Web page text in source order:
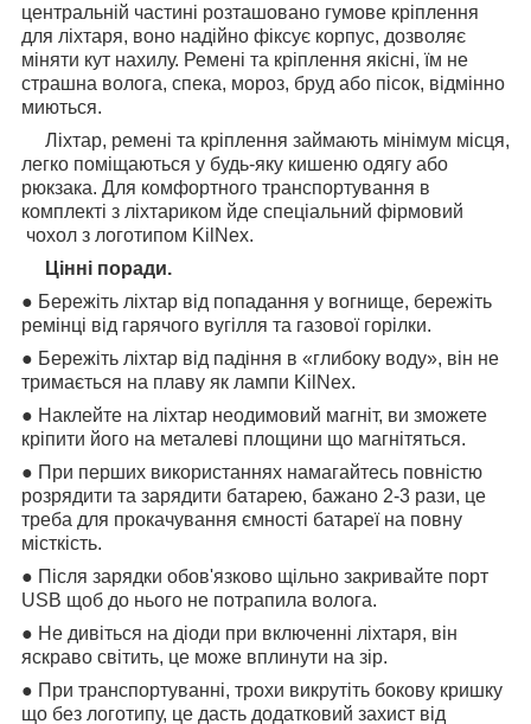
центральній частині розташовано гумове кріплення
для ліхтаря, воно надійно фіксує корпус, дозволяє
міняти кут нахилу. Ремені та кріплення якісні, їм не
страшна волога, спека, мороз, бруд або пісок, відмінно
миються.
Ліхтар, ремені та кріплення займають мінімум місця,
легко поміщаються у будь-яку кишеню одягу або
рюкзака. Для комфортного транспортування в
комплекті з ліхтариком йде спеціальний фірмовий
чохол з логотипом KilNex.
Цінні поради.
● Бережіть ліхтар від попадання у вогнище, бережіть
ремінці від гарячого вугілля та газової горілки.
● Бережіть ліхтар від падіння в «глибоку воду», він не
тримається на плаву як лампи KilNex.
● Наклейте на ліхтар неодимовий магніт, ви зможете
кріпити його на металеві площини що магнітяться.
● При перших використаннях намагайтесь повністю
розрядити та зарядити батарею, бажано 2-3 рази, це
треба для прокачування ємності батареї на повну
місткість.
● Після зарядки обов'язково щільно закривайте порт
USB щоб до нього не потрапила волога.
● Не дивіться на діоди при включенні ліхтаря, він
яскраво світить, це може вплинути на зір.
● При транспортуванні, трохи викрутіть бокову кришку
що без логотипу, це дасть додатковий захист від